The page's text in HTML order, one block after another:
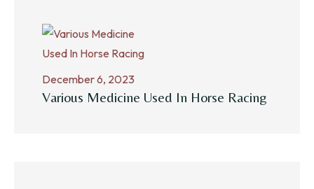
December 6, 2023
Various Medicine Used In Horse Racing